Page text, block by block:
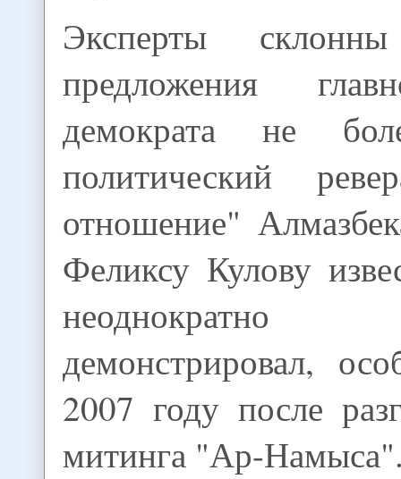
Эксперты склонны
предложения
демократа не
политический
отношение"
Феликсу Кулову
демонстрировал,
2007 году после
митинга "Ар-